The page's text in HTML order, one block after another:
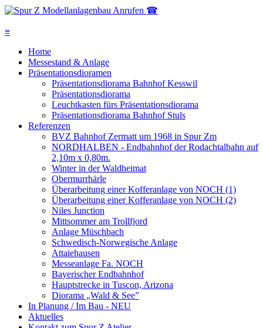
Anrufen ☎
≡
Home
Messestand & Anlage
Präsentationsdioramen
Präsentationsdiorama Bahnhof Kesswil
Präsentationsdiorama
Leuchtkasten fürs Präsentationsdiorama
Präsentationsdiorama Bahnhof Stuls
Referenzen
BVZ Bahnhof Zermatt um 1968 in Spur Zm
NORDHALBEN - Endbahnhof der Rodachtalbahn auf
2,10m x 0,80m.
Winter in der Waldheimat
Obermurrhärle
Überarbeitung einer Kofferanlage von NOCH (1)
Überarbeitung einer Kofferanlage von NOCH (2)
Niles Junction
Mittsommer am Trollfjord
Anlage Müschbach
Schwedisch-Norwegische Anlage
Attaiehausen
Messeanlage Fa. NOCH
Bayerischer Endbahnhof
Hauptstrecke in Tuscon, Arizona
Diorama „Wald & See”
In Planung / Im Bau - NEU
Aktuelles